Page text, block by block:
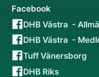
Facebook
DHB Västra -
DHB Västra -
Tuff Vänersborg
DHB Riks